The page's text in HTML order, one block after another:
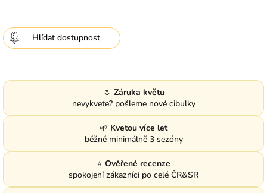
Hlídat
🌷 Záruka květu
nevykvete? pošleme nové cibulky
🌱 Kvetou více let
běžně minimálně 3 sezóny
⭐ Ověřené recenze
spokojení zákazníci po celé ČR&SR